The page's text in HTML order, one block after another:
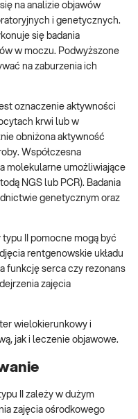
na analizie objawów
i genetycznych.
się badania
w moczu. Podwyższone
na zaburzenia ich
oznaczenie aktywności
krwi lub w
obniżona aktywność
Współczesna
molekularne umożliwiające
NGS lub PCR). Badania
genetycznym oraz
II pomocne mogą być
rentgenowskie układu
funkcję serca czy rezonans
zajęcia
wielokierunkowy i
jak i leczenie objawowe.
II zależy w dużym
zajęcia ośrodkowego